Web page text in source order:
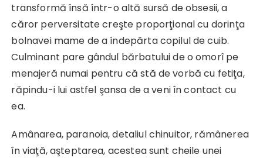
transformă însă într-o altă sursă de obsesii, a
căror perversitate creşte proporţional cu dorinţa
bolnavei mame de a îndepărta copilul de cuib.
Culminant pare gândul bărbatului de o omorî pe
menajeră numai pentru că stă de vorbă cu fetiţa,
răpindu-i lui astfel şansa de a veni în contact cu
ea.
Amânarea, paranoia, detaliul chinuitor, rămânerea
în viaţă, aşteptarea, acestea sunt cheile unei